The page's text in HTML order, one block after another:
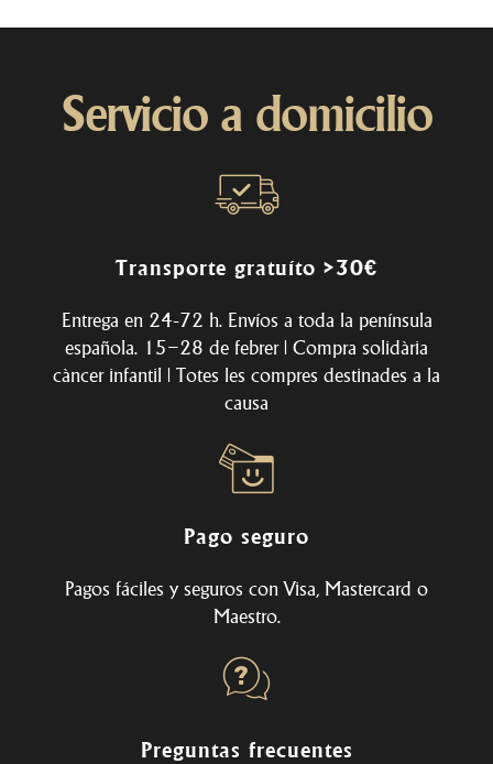
Servicio a domicilio
Transporte gratuíto >30€
Entrega en 24-72 h. Envíos a toda la península
española. 15–28 de febrer | Compra solidària
càncer infantil | Totes les compres destinades a la
causa
Pago seguro
Pagos fáciles y seguros con Visa, Mastercard o
Maestro.
Preguntas frecuentes